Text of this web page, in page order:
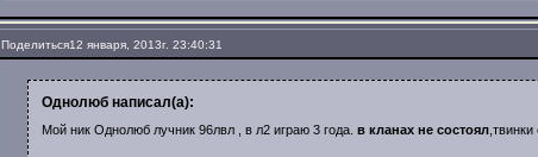
Поделиться12 января, 2013г. 23:40:31
Однолюб написал(а):
Мой ник Однолюб лучник 96лвл , в л2 играю 3 года.в кланах не состоял ,твинки